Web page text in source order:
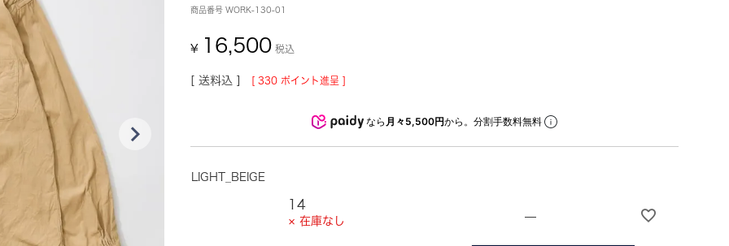
商品番号 WORK-130-01
¥ 16,500 税込
送料込 [ 330 ポイント進呈 ]
なら 月々5,500円から。分割手数料無料
LIGHT_BEIGE
14
× 在庫なし —